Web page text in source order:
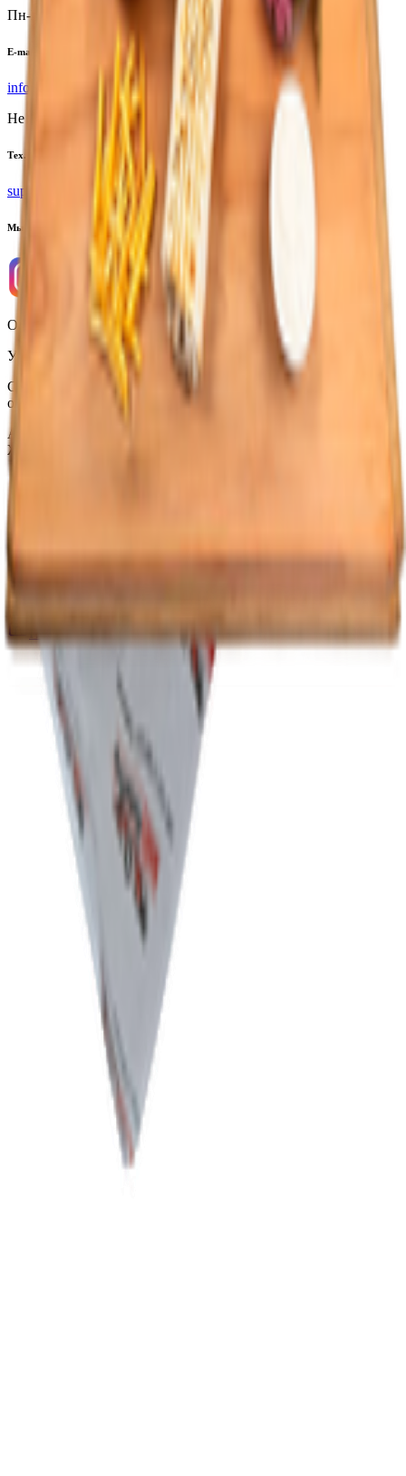
Пн-Пт: 8:00 - 17:00
E-mail
info@yoda.by
Не для электронных обращений
Тех. поддержка
support@yoda.by
Мы в соцсетях
ООО «Торговая сеть «Продмир»
УНП 490314725
Свидетельство о государственной регистрации № 490314725
от 30.05.2003г выдано Гомельским облисполкомом
Адрес: 247210, Республика Беларусь, Гомельская обл., г.
Жлобин, ул. Козлова 2-А
Главная